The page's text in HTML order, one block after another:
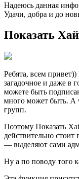
Надеюсь данная
Удачи, добра и до
Показать
Ребята, всем
загадочное и даже в
можете быть
много может быть. А
групп.
Поэтому Показать
действительно
— выделяют сами
Ну а по поводу того